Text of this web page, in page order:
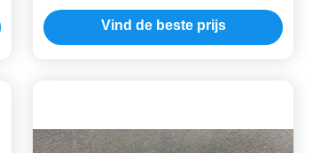
van het Wolframcarbide ISO9001
snijden
Vind de beste prijs